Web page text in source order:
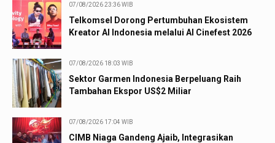
07/08/2026 23:36 WIB
Telkomsel Dorong Pertumbuhan Ekosistem
Kreator AI Indonesia melalui AI Cinefest 2026
07/08/2026 18:03 WIB
Sektor Garmen Indonesia Berpeluang Raih
Tambahan Ekspor US$2 Miliar
07/08/2026 17:04 WIB
CIMB Niaga Gandeng Ajaib, Integrasikan